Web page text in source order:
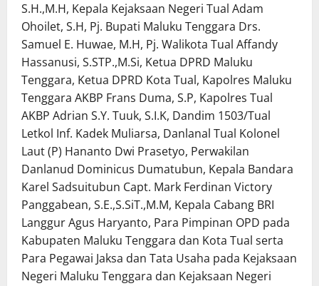
S.H.,M.H, Kepala Kejaksaan Negeri Tual Adam
Ohoilet, S.H, Pj. Bupati Maluku Tenggara Drs.
Samuel E. Huwae, M.H, Pj. Walikota Tual Affandy
Hassanusi, S.STP.,M.Si, Ketua DPRD Maluku
Tenggara, Ketua DPRD Kota Tual, Kapolres Maluku
Tenggara AKBP Frans Duma, S.P, Kapolres Tual
AKBP Adrian S.Y. Tuuk, S.I.K, Dandim 1503/Tual
Letkol Inf. Kadek Muliarsa, Danlanal Tual Kolonel
Laut (P) Hananto Dwi Prasetyo, Perwakilan
Danlanud Dominicus Dumatubun, Kepala Bandara
Karel Sadsuitubun Capt. Mark Ferdinan Victory
Panggabean, S.E.,S.SiT.,M.M, Kepala Cabang BRI
Langgur Agus Haryanto, Para Pimpinan OPD pada
Kabupaten Maluku Tenggara dan Kota Tual serta
Para Pegawai Jaksa dan Tata Usaha pada Kejaksaan
Negeri Maluku Tenggara dan Kejaksaan Negeri